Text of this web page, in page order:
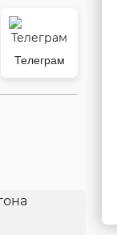
Телеграм